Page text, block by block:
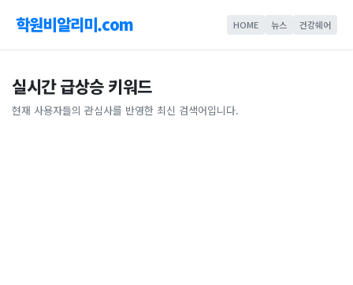
학원비알리미.com HOME 뉴스 건강쉐어
실시간 급상승 키워드
현재 사용자들의 관심사를 반영한 최신 검색어입니다.